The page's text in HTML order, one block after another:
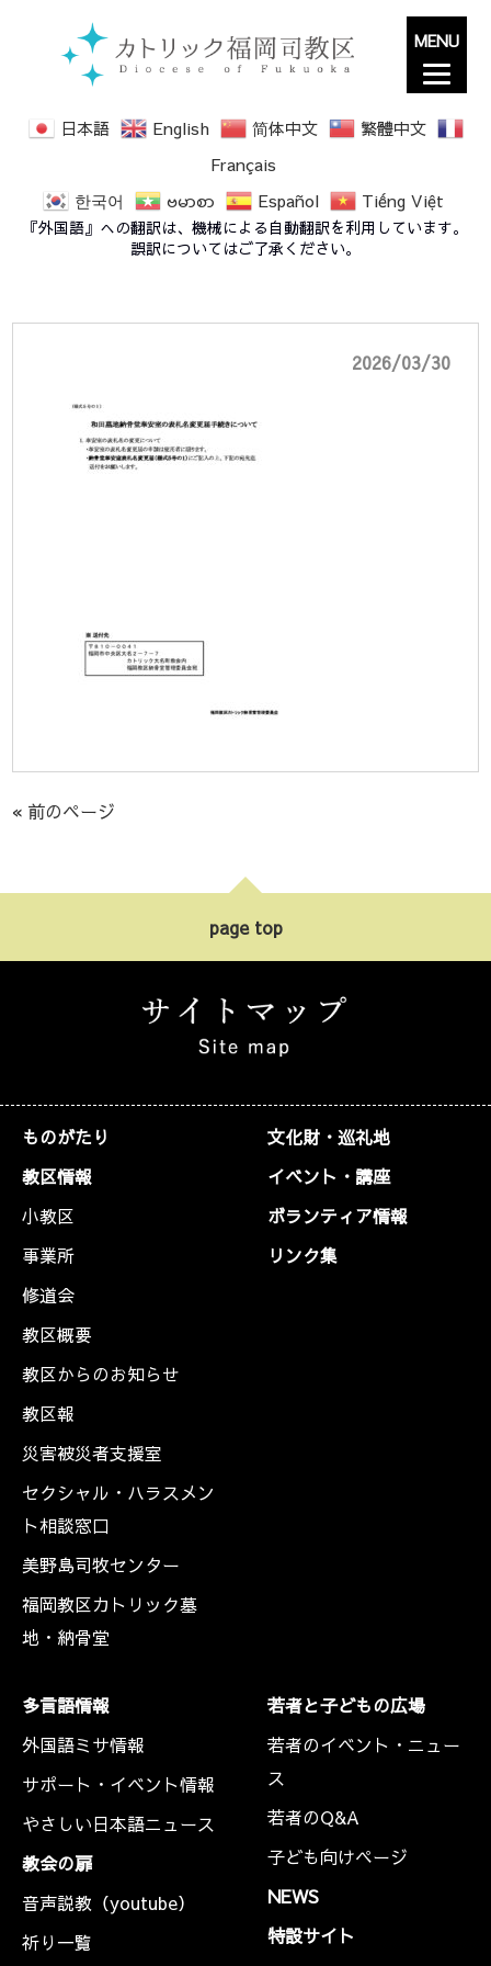
日本語 English 简体中文
繁體中文
Français
한국어
ဗမာစာ Español Tiếng Việt
『外国語』への翻訳は、機械による自動翻訳を利用しています。
誤訳についてはご了承ください。
(様式5号の1) 納骨堂奉安室表札名変更の手続
きについて
2026/03/30
« 前のページ
page top
ものがたり
教区情報
小教区
事業所
修道会
教区概要
教区からのお知らせ
教区報
災害被災者支援室
セクシャル・ハラスメン
ト相談窓口
美野島司牧センター
福岡教区カトリック墓
地・納骨堂
文化財・巡礼地
イベント・講座
ボランティア情報
リンク集
多言語情報
外国語ミサ情報
サポート・イベント情報
やさしい日本語ニュース
教会の扉
音声説教（youtube）
祈り一覧
若者と子どもの広場
若者のイベント・ニュー
ス
若者のQ&A
子ども向けページ
NEWS
特設サイト
MENU